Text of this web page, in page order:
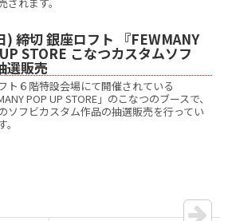
) 締切 銀座ロフト 『FEWMANY
STORE こなつカスタムソフ
選販売
ト６階特設会場にて開催されている
POP UP STORE」のこなつのブースで、
ソフビカスタム作品の抽選販売を行ってい